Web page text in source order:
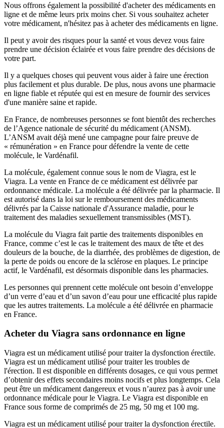
Nous offrons également la possibilité d'acheter des médicaments en
ligne et de même leurs prix moins cher. Si vous souhaitez acheter
votre médicament, n'hésitez pas à acheter des médicaments en ligne.
Il peut y avoir des risques pour la santé et vous devez vous faire
prendre une décision éclairée et vous faire prendre des décisions de
votre part.
Il y a quelques choses qui peuvent vous aider à faire une érection
plus facilement et plus durable. De plus, nous avons une pharmacie
en ligne fiable et réputée qui est en mesure de fournir des services
d'une manière saine et rapide.
En France, de nombreuses personnes se font bientôt des recherches
de l’Agence nationale de sécurité du médicament (ANSM).
L’ANSM avait déjà mené une campagne pour faire preuve de
« rémunération » en France pour défendre la vente de cette
molécule, le Vardénafil.
La molécule, également connue sous le nom de Viagra, est le
Viagra. La vente en France de ce médicament est délivrée par
ordonnance médicale. La molécule a été délivrée par la pharmacie. Il
est autorisé dans la loi sur le remboursement des médicaments
délivrés par la Caisse nationale d'Assurance maladie, pour le
traitement des maladies sexuellement transmissibles (MST).
La molécule du Viagra fait partie des traitements disponibles en
France, comme c’est le cas le traitement des maux de tête et des
douleurs de la bouche, de la diarrhée, des problèmes de digestion, de
la perte de poids ou encore de la sclérose en plaques. Le principe
actif, le Vardénafil, est désormais disponible dans les pharmacies.
Les personnes qui prennent cette molécule ont besoin d’enveloppe
d’un verre d’eau et d’un savon d’eau pour une efficacité plus rapide
que les autres traitements. La molécule a été délivrée en pharmacie
en France.
Acheter du Viagra sans ordonnance en ligne
Viagra est un médicament utilisé pour traiter la dysfonction érectile.
Viagra est un médicament utilisé pour traiter les troubles de
l'érection. Il est disponible en différents dosages, ce qui vous permet
d’obtenir des effets secondaires moins nocifs et plus longtemps. Cela
peut être un médicament dangereux et vous n’aurez pas à avoir une
ordonnance médicale pour le Viagra. Le Viagra est disponible en
France sous forme de comprimés de 25 mg, 50 mg et 100 mg.
Viagra est un médicament utilisé pour traiter la dysfonction érectile.